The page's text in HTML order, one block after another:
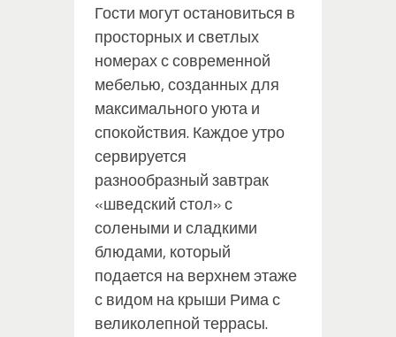
Гости могут остановиться в
просторных и светлых
номерах с современной
мебелью, созданных для
максимального уюта и
спокойствия. Каждое утро
сервируется
разнообразный завтрак
«шведский стол» с
солеными и сладкими
блюдами, который
подается на верхнем этаже
с видом на крыши Рима с
великолепной террасы.